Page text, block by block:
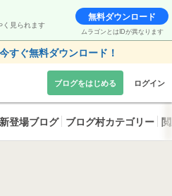
く見られます
無料ダウンロード
ムラゴンとはIDが異なります
すぐ無料ダウンロード！
ブログをはじめる ログイン
新登場ブログ ブログ村カテゴリー